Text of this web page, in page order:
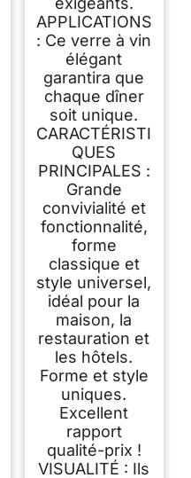
APPLICATIONS
: Ce verre à vin
élégant
garantira que
chaque dîner
soit unique.
CARACTÉRISTI
QUES
PRINCIPALES :
Grande
convivialité et
fonctionnalité,
forme
classique et
style universel,
idéal pour la
maison, la
restauration et
les hôtels.
Forme et style
uniques.
Excellent
rapport
qualité-prix !
VISUALITÉ : Ils